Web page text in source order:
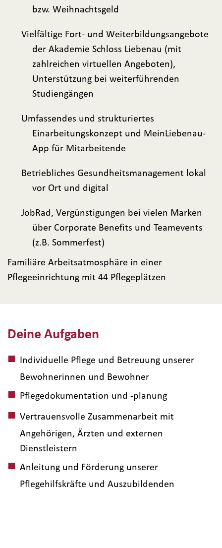
Deine Aufgaben
Individuelle Pflege und Betreuung unserer
Bewohnerinnen und Bewohner
Pflegedokumentation und -planung
Vertrauensvolle Zusammenarbeit mit
Angehörigen, Ärzten und externen
Dienstleistern
Anleitung und Förderung unserer
Pflegehilfskräfte und Auszubildenden
bzw. Weihnachtsgeld
Vielfältige Fort- und Weiterbildungsangebote
der Akademie Schloss Liebenau (mit
zahlreichen virtuellen Angeboten),
Unterstützung bei weiterführenden
Studiengängen
Umfassendes und strukturiertes
Einarbeitungskonzept und MeinLiebenau-
App für Mitarbeitende
Betriebliches Gesundheitsmanagement lokal
vor Ort und digital
JobRad, Vergünstigungen bei vielen Marken
über Corporate Benefits und Teamevents
(z.B. Sommerfest)
Familiäre Arbeitsatmosphäre in einer
Pflegeeinrichtung mit 44 Pflegeplätzen